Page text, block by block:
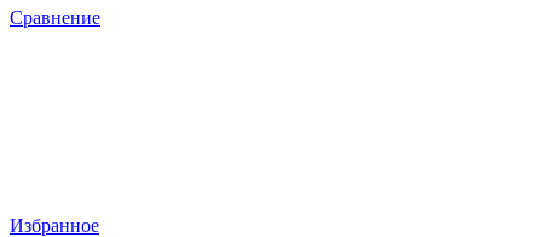
Сравнение
Избранное